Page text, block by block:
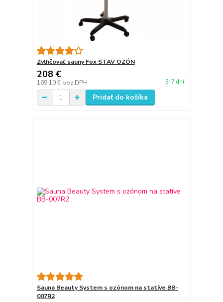
Zvlhčovač sauny Fox STAV OZÓN
208 €
169,10 € bez DPH 3-7 dní
Pridať do košíka
Sauna Beauty System s ozónom na statíve BB-
007R2